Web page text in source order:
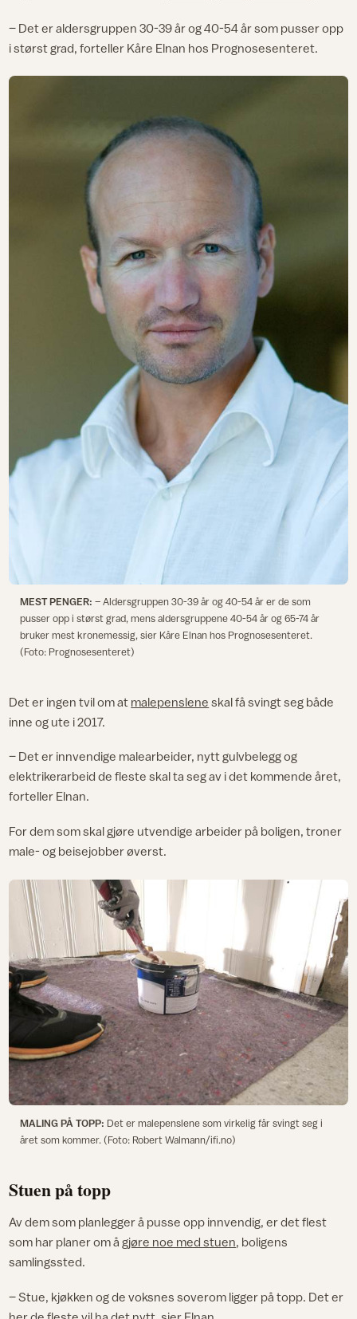
– Det er aldersgruppen 30-39 år og 40-54 år som pusser opp
i størst grad, forteller Kåre Elnan hos Prognosesenteret.
MEST PENGER: – Aldersgruppen 30-39 år og 40-54 år er de som
pusser opp i størst grad, mens aldersgruppene 40-54 år og 65-74 år
bruker mest kronemessig, sier Kåre Elnan hos Prognosesenteret.
(Foto: Prognosesenteret)
Det er ingen tvil om at malepenslene skal få svingt seg både
inne og ute i 2017.
– Det er innvendige malearbeider, nytt gulvbelegg og
elektrikerarbeid de fleste skal ta seg av i det kommende året,
forteller Elnan.
For dem som skal gjøre utvendige arbeider på boligen, troner
male- og beisejobber øverst.
MALING PÅ TOPP: Det er malepenslene som virkelig får svingt seg i
året som kommer. (Foto: Robert Walmann/ifi.no)
Stuen på topp
Av dem som planlegger å pusse opp innvendig, er det flest
som har planer om ågjøre noe med stuen, boligens
samlingssted.
– Stue, kjøkken og de voksnes soverom ligger på topp. Det er